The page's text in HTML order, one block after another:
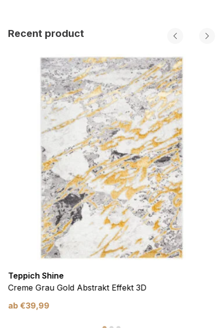
Recent product
Teppich Shine
Creme Grau Gold Abstrakt Effekt 3D
ab €39,99